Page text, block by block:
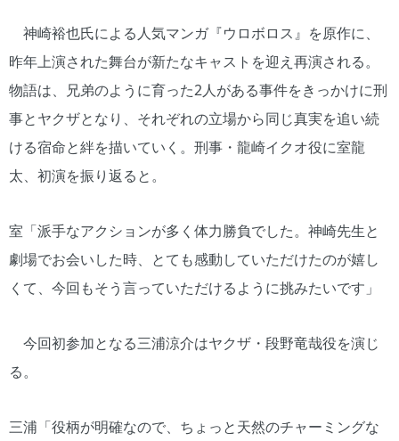
神崎裕也氏による人気マンガ『ウロボロス』を原作に、
昨年上演された舞台が新たなキャストを迎え再演される。
物語は、兄弟のように育った2人がある事件をきっかけに刑
事とヤクザとなり、それぞれの立場から同じ真実を追い続
ける宿命と絆を描いていく。刑事・龍崎イクオ役に室龍
太、初演を振り返ると。
室「派手なアクションが多く体力勝負でした。神崎先生と
劇場でお会いした時、とても感動していただけたのが嬉し
くて、今回もそう言っていただけるように挑みたいです」
今回初参加となる三浦涼介はヤクザ・段野竜哉役を演じ
る。
三浦「役柄が明確なので、ちょっと天然のチャーミングな